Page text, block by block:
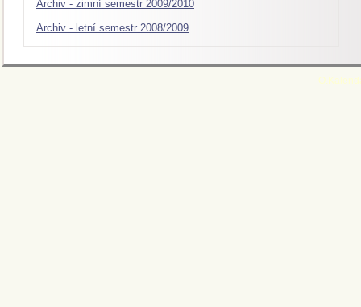
Archiv - zimní semestr 2009/2010
Archiv - letní semestr 2008/2009